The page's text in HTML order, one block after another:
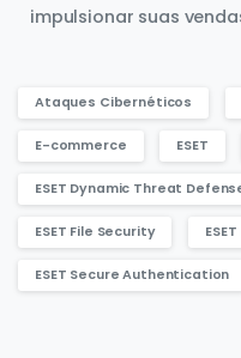
impulsionar suas
Ataques Cibernéticos
E-commerce ESET
ESET Dynamic Threat
ESET File Security
ESET Secure Authentication